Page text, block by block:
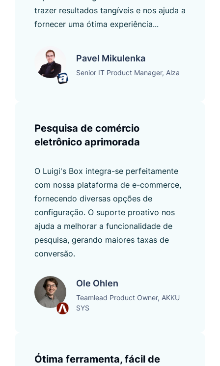
trazer resultados tangíveis e nos ajuda a
fornecer uma ótima experiência...
Pavel Mikulenka
Senior IT Product Manager, Alza
Pesquisa de comércio
eletrônico aprimorada
O Luigi's Box integra-se perfeitamente
com nossa plataforma de e-commerce,
fornecendo diversas opções de
configuração. O suporte proativo nos
ajuda a melhorar a funcionalidade de
pesquisa, gerando maiores taxas de
conversão.
Ole Ohlen
Teamlead Product Owner, AKKU
SYS
Ótima ferramenta, fácil de